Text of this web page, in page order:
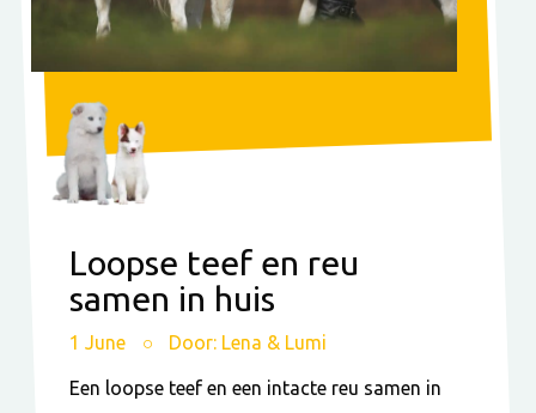
Loopse teef en reu
samen in huis
1 June Door: Lena & Lumi
Een loopse teef en een intacte reu samen in